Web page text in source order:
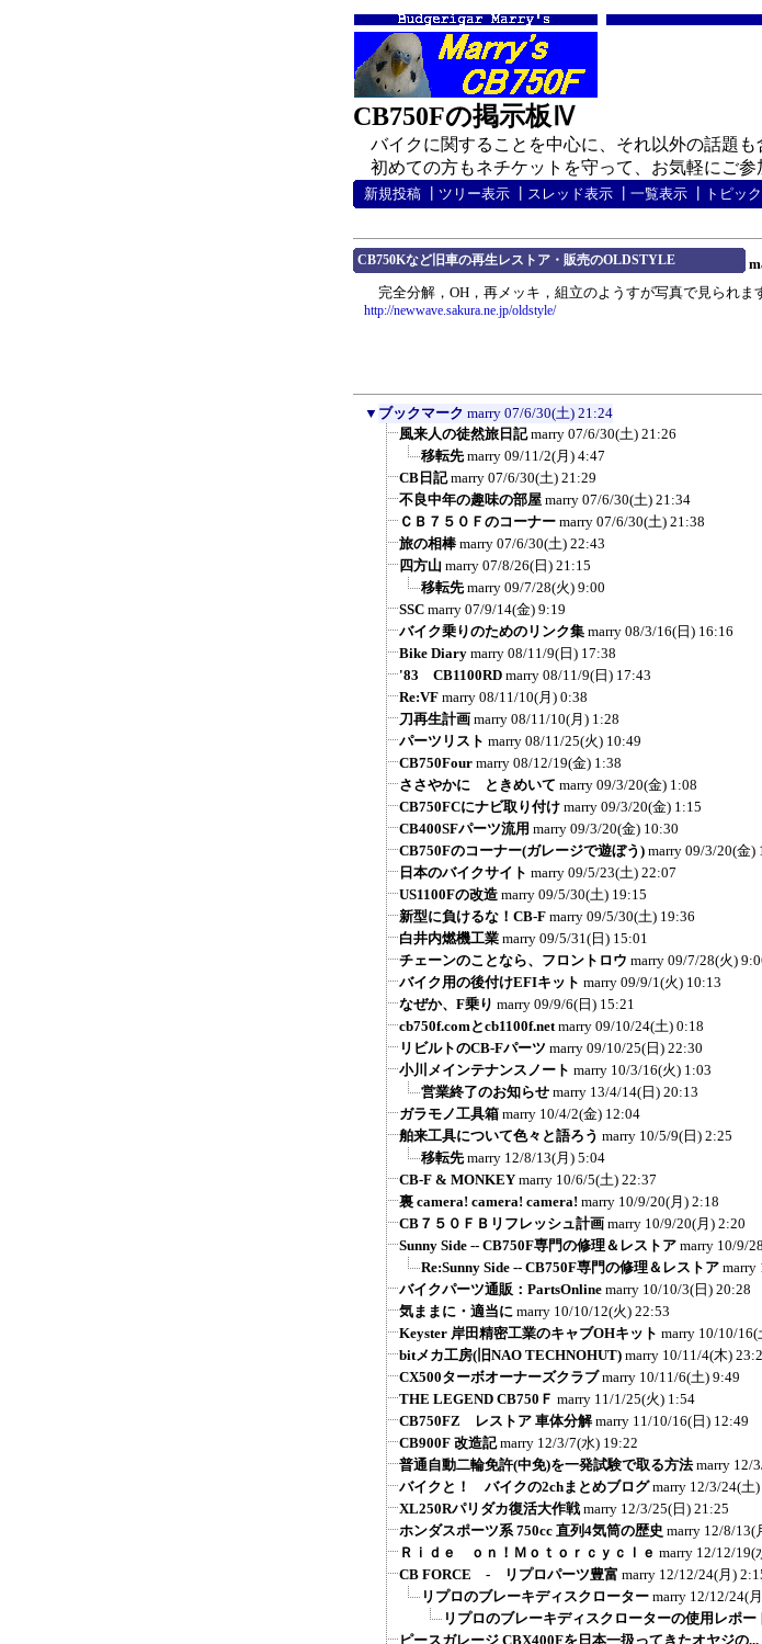
CB750Fの掲示板Ⅳ
バイクに関することを中心に、それ以外の話題も
初めての方もネチケットを守って、お気軽にご参
新規投稿 ツリー表示 スレッド表示 一覧表示 トピッ
CB750Kなど旧車の再生レストア・販売のOLDSTYLE
完全分解，OH，再メッキ，組立のようすが写真で見られま
http://newwave.sakura.ne.jp/oldstyle/
▼ ブックマーク marry 07/6/30(土) 21:24
風来人の徒然旅日記 marry 07/6/30(土) 21:26
移転先 marry 09/11/2(月) 4:47
CB日記 marry 07/6/30(土) 21:29
不良中年の趣味の部屋 marry 07/6/30(土) 21:34
ＣＢ７５０Ｆのコーナー marry 07/6/30(土) 21:38
旅の相棒 marry 07/6/30(土) 22:43
四方山 marry 07/8/26(日) 21:15
移転先 marry 09/7/28(火) 9:00
SSC marry 07/9/14(金) 9:19
バイク乗りのためのリンク集 marry 08/3/16(日) 16:16
Bike Diary marry 08/11/9(日) 17:38
'83 CB1100RD marry 08/11/9(日) 17:43
Re:VF marry 08/11/10(月) 0:38
刀再生計画 marry 08/11/10(月) 1:28
パーツリスト marry 08/11/25(火) 10:49
CB750Four marry 08/12/19(金) 1:38
ささやかに ときめいて marry 09/3/20(金) 1:08
CB750FCにナビ取り付け marry 09/3/20(金) 1:15
CB400SFパーツ流用 marry 09/3/20(金) 10:30
CB750Fのコーナー(ガレージで遊ぼう) marry 09/3/20(金)
日本のバイクサイト marry 09/5/23(土) 22:07
US1100Fの改造 marry 09/5/30(土) 19:15
新型に負けるな！CB-F marry 09/5/30(土) 19:36
白井内燃機工業 marry 09/5/31(日) 15:01
チェーンのことなら、フロントロウ marry 09/7/28(火)
バイク用の後付けEFIキット marry 09/9/1(火) 10:13
なぜか、F乗り marry 09/9/6(日) 15:21
cb750f.comとcb1100f.net marry 09/10/24(土) 0:18
リビルトのCB-Fパーツ marry 09/10/25(日) 22:30
小川メインテナンスノート marry 10/3/16(火) 1:03
営業終了のお知らせ marry 13/4/14(日) 20:13
ガラモノ工具箱 marry 10/4/2(金) 12:04
舶来工具について色々と語ろう marry 10/5/9(日) 2:25
移転先 marry 12/8/13(月) 5:04
CB-F & MONKEY marry 10/6/5(土) 22:37
裏 camera! camera! camera! marry 10/9/20(月) 2:18
CB７５０ＦＢリフレッシュ計画 marry 10/9/20(月) 2:20
Sunny Side -- CB750F専門の修理＆レストア marry 10/9/
Re:Sunny Side -- CB750F専門の修理＆レストア marry
バイクパーツ通販：PartsOnline marry 10/10/3(日) 20:28
気ままに・適当に marry 10/10/12(火) 22:53
Keyster 岸田精密工業のキャブOHキット marry 10/10/16(
bitメカ工房(旧NAO TECHNOHUT) marry 10/11/4(木)
CX500ターボオーナーズクラブ marry 10/11/6(土) 9:49
THE LEGEND CB750Ｆ marry 11/1/25(火) 1:54
CB750FZ レストア 車体分解 marry 11/10/16(日) 12:49
CB900F 改造記 marry 12/3/7(水) 19:22
普通自動二輪免許(中免)を一発試験で取る方法 marry 12/
バイクと！ バイクの2chまとめブログ marry 12/3/24(土)
XL250Rパリダカ復活大作戦 marry 12/3/25(日) 21:25
ホンダスポーツ系 750cc 直列4気筒の歴史 marry 12/8/13(
Ｒｉｄｅ ｏｎ！Ｍｏｔｏｒｃｙｃｌｅ marry 12/12/19(
CB FORCE - リプロパーツ豊富 marry 12/12/24(月)
リプロのブレーキディスクローター marry 12/12/24(
リプロのブレーキディスクローターの使用レポー
ピースガレージ CBX400Fを日本一扱ってきたオヤジの...